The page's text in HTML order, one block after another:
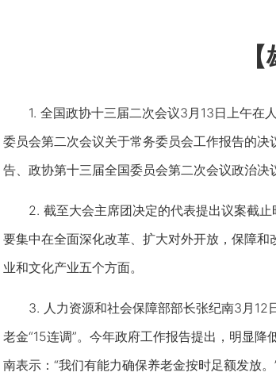
1. 全国政协十三届二次会议3月13日上午在
委员会第二次会议关于常务委员会工作报告的
告、政协第十三届全国委员会第二次会议政治决
2. 截至大会主席团决定的代表提出议案截止
要集中在全面深化改革、扩大对外开放，保障
业和文化产业五个方面。
3. 人力资源和社会保障部部长张纪南3月12日
老金“15连调”。今年政府工作报告提出，明显
南表示：“我们有能力确保养老金按时足额发放。